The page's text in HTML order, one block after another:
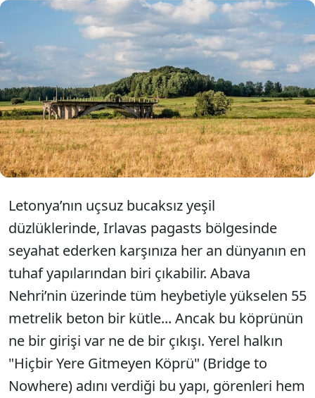
Sıra dışı mimari yapılar bizi her geçen gün
şaşırtsa da bazı yapılar diğerleri kadar estetik
olmayabiliyor. İlginç hikayesi ile görenleri şaşıran
bu köprü de kitleleri ikiye bölen mimari yapılar
arasında sayılıyor. Bu ilginç köprü tarlanın tam
ortasında duruyor ve hiç bir yere yolu yok.
Letonya’nın uçsuz bucaksız yeşil
düzlüklerinde, Irlavas pagasts bölgesinde
seyahat ederken karşınıza her an dünyanın en
tuhaf yapılarından biri çıkabilir. Abava
Nehri’nin üzerinde tüm heybetiyle yükselen 55
metrelik beton bir kütle... Ancak bu köprünün
ne bir girişi var ne de bir çıkışı. Yerel halkın
"Hiçbir Yere Gitmeyen Köprü" (Bridge to
Nowhere) adını verdiği bu yapı, görenleri hem